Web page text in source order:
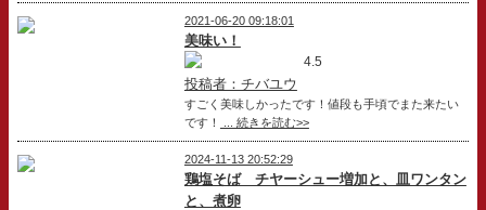
2021-06-20 09:18:01
美味い！
4.5
投稿者：チバユウ
すごく美味しかったです！値段も手頃でまた来たい
です！
... 続きを読む>>
2024-11-13 20:52:29
鶏塩そば チヤーシュー増加と、皿ワンタン
と、煮卵